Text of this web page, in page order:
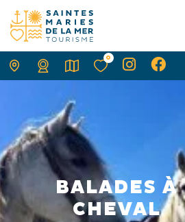
BALADES À
CHEVAL
0